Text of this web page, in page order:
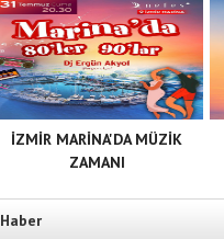
İZMİR MARİNA'DA MÜZİK
ZAMANI
Haber